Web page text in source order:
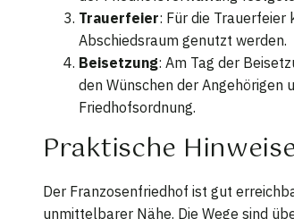
Trauerfeier: Für die Trauerfeier
Abschiedsraum genutzt werden.
Beisetzung: Am Tag der
den Wünschen der Angehörigen
Friedhofsordnung.
Praktische
Der Franzosenfriedhof ist gut
unmittelbarer Nähe. Die Wege sind